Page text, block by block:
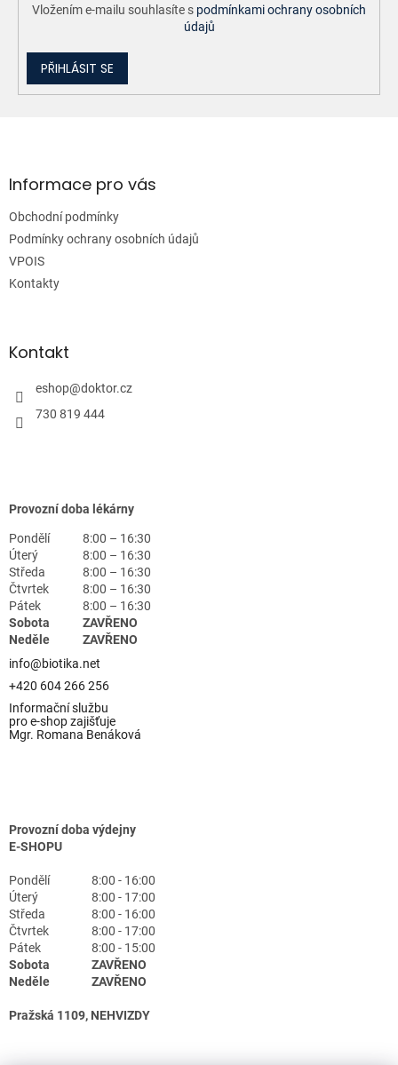
Vložením e-mailu souhlasíte s podmínkami ochrany osobních
údajů
PŘIHLÁSIT SE
aInformace pro vás
Obchodní podmínky
Podmínky ochrany osobních údajů
VPOIS
Kontakty
Kontakt
eshop@doktor.cz
730 819 444
Provozní doba lékárny
Pondělí
8:00 – 16:30
Úterý
8:00 – 16:30
Středa
8:00 – 16:30
Čtvrtek
8:00 – 16:30
Pátek
8:00 – 16:30
Sobota
ZAVŘENO
Neděle
ZAVŘENO
info@biotika.net
+420 604 266 256
Informační službu
pro e-shop zajišťuje
Mgr. Romana Benáková
Provozní doba výdejny
E-SHOPU
Pondělí
8:00 - 16:00
Úterý
8:00 - 17:00
Středa
8:00 - 16:00
Čtvrtek
8:00 - 17:00
Pátek
8:00 - 15:00
Sobota
ZAVŘENO
Neděle
ZAVŘENO
Pražská 1109, NEHVIZDY